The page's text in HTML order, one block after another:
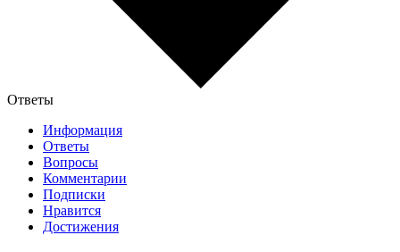
Ответы
Информация
Ответы
Вопросы
Комментарии
Подписки
Нравится
Достижения